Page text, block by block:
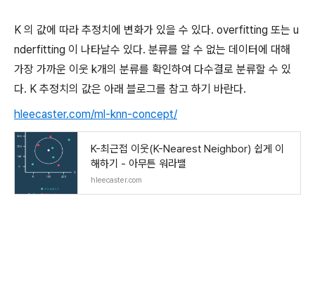
K 의 값에 따라 추정치에 변화가 있을 수 있다. overfitting 또는 u
nderfitting 이 나타날수 있다. 분류를 알 수 없는 데이터에 대해
가장 가까운 이웃 k개의 분류를 확인하여 다수결로 분류할 수 있
다. K 추정치의 값은 아래 블로그를 참고 하기 바란다.
hleecaster.com/ml-knn-concept/
K-최근접 이웃(K-Nearest Neighbor) 쉽게 이
해하기 - 아무튼 워라밸
hleecaster.com